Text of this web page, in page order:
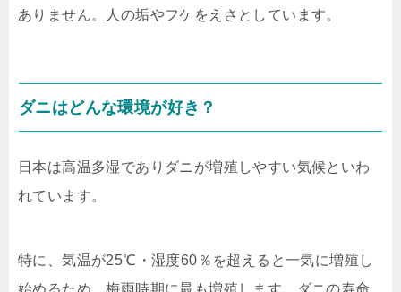
ありません。人の垢やフケをえさとしています。
ダニはどんな環境が好き？
日本は高温多湿でありダニが増殖しやすい気候といわ
れています。
特に、気温が25℃・湿度60％を超えると一気に増殖し